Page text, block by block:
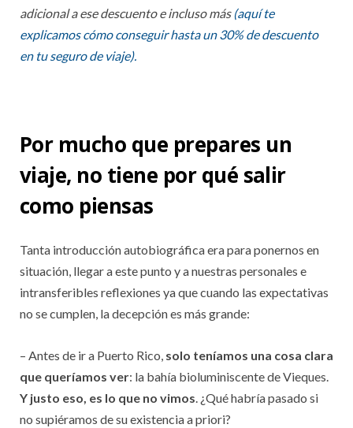
adicional a ese descuento e incluso más (aquí te
explicamos cómo conseguir hasta un 30% de descuento
en tu seguro de viaje).
Por mucho que prepares un
viaje, no tiene por qué salir
como piensas
Tanta introducción autobiográfica era para ponernos en
situación, llegar a este punto y a nuestras personales e
intransferibles reflexiones ya que cuando las expectativas
no se cumplen, la decepción es más grande:
– Antes de ir a Puerto Rico, solo teníamos una cosa clara
que queríamos ver: la bahía bioluminiscente de Vieques.
Y justo eso, es lo que no vimos. ¿Qué habría pasado si
no supiéramos de su existencia a priori?